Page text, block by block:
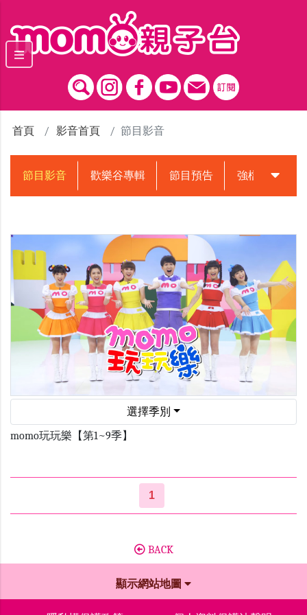
首頁 影音首頁 節目影音
節目影音 歡樂谷專輯 節目預告 強檔動畫預告
選擇季別
momo玩玩樂【第1~9季】
1
BACK
顯示網站地圖